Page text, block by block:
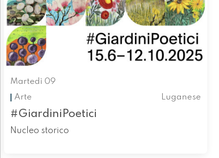
Martedì 09
Arte
Luganese
#GiardiniPoetici
Nucleo storico